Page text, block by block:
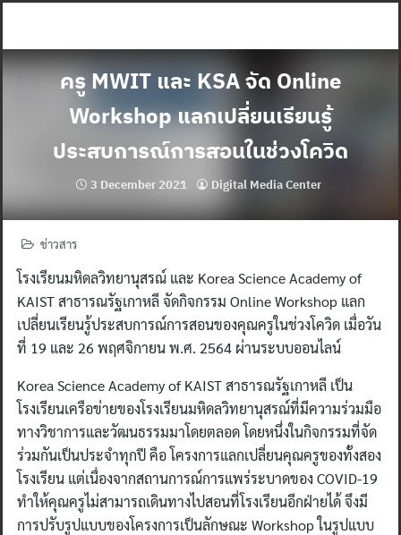
content
ครู MWIT และ KSA จัด Online
Workshop แลกเปลี่ยนเรียนรู้
ประสบการณ์การสอนในช่วงโควิด
3 December 2021 Digital Media Center
ข่าวสาร
โรงเรียนมหิดลวิทยานุสรณ์ และ Korea Science Academy of
KAIST สาธารณรัฐเกาหลี จัดกิจกรรม Online Workshop แลก
เปลี่ยนเรียนรู้ประสบการณ์การสอนของคุณครูในช่วงโควิด เมื่อวัน
ที่ 19 และ 26 พฤศจิกายน พ.ศ. 2564 ผ่านระบบออนไลน์
Korea Science Academy of KAIST สาธารณรัฐเกาหลี เป็น
โรงเรียนเครือข่ายของโรงเรียนมหิดลวิทยานุสรณ์ที่มีความร่วมมือ
ทางวิชาการและวัฒนธรรมมาโดยตลอด โดยหนึ่งในกิจกรรมที่จัด
ร่วมกันเป็นประจำทุกปี คือ โครงการแลกเปลี่ยนคุณครูของทั้งสอง
โรงเรียน แต่เนื่องจากสถานการณ์การแพร่ระบาดของ COVID-19
ทำให้คุณครูไม่สามารถเดินทางไปสอนที่โรงเรียนอีกฝ่ายได้ จึงมี
การปรับรูปแบบของโครงการเป็นลักษณะ Workshop ในรูปแบบ